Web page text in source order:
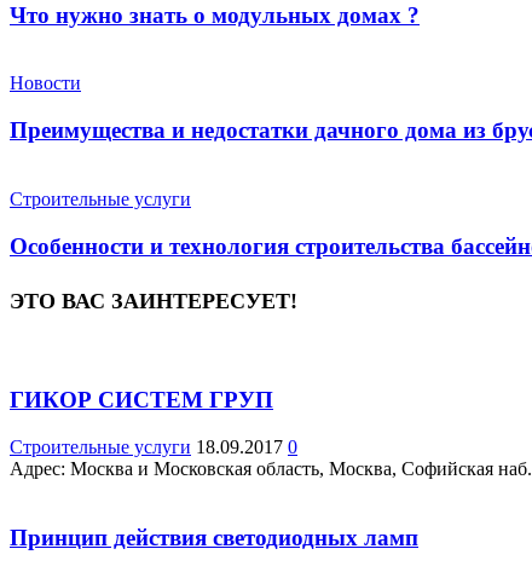
Что нужно знать о модульных домах ?
Новости
Преимущества и недостатки дачного дома из
Строительные услуги
Особенности и технология строительства
ЭТО ВАС ЗАИНТЕРЕСУЕТ!
ГИКОР СИСТЕМ ГРУП
Строительные услуги 18.09.2017 0
Адрес: Москва и Московская область, Москва, Софийская
Принцип действия светодиодных ламп